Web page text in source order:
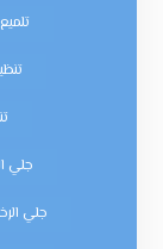
جلي
جلي